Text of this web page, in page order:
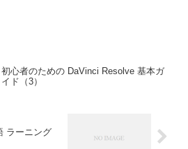
初心者のための DaVinci Resolve 基本ガ
イド（3）